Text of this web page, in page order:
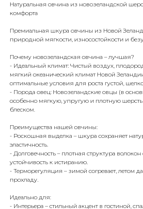
Натуральная овчина из новозеландской
комфорта
Премиальная шкура овчины из Новой
природной мягкости, износостойкости и
Почему новозеландская овчина – лучшая?
- Идеальный климат: Чистый воздух,
мягкий океанический климат Новой
оптимальные условия для роста густой,
- Порода овец: Новозеландские овцы (в
особенно мягкую, упругую и плотную шерсть
блеском.
Преимущества нашей овчины:
- Роскошная выделка – шкура сохраняет
эластичность.
- Долговечность – плотная структура волокон
устойчивость к истиранию.
- Терморегуляция – зимой согревает, летом
прохладу.
Идеально для:
- Интерьера – стильный акцент в гостиной,